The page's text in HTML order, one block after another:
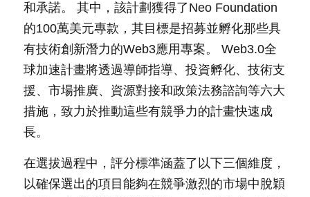
和承諾。 其中，該計劃獲得了Neo Foundation
的100萬美元專款，其目標是招募並孵化那些具
有技術創新潛力的Web3應用專案。 Web3.0全
球加速計畫將透過導師指導、投資孵化、技術支
援、市場推廣、資源對接和政策法務諮詢等六大
措施，致力於推動這些有競爭力的計畫快速成
長。
在選拔過程中，評分標準涵蓋了以下三個維度，
以確保選出的項目能夠在競爭激烈的市場中脫穎